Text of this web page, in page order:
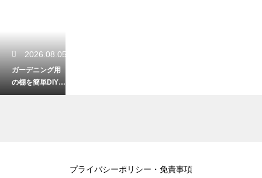
2026.08.05
ガーデニング用
の棚を簡単DIY！
おしゃれで便利
プライバシーポリシー・免責事項